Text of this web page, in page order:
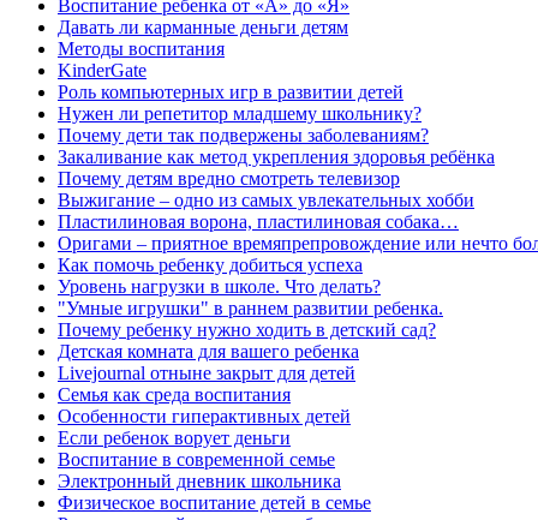
Воспитание ребенка от «А» до «Я»
Давать ли карманные деньги детям
Методы воспитания
KinderGate
Роль компьютерных игр в развитии детей
Нужен ли репетитор младшему школьнику?
Почему дети так подвержены заболеваниям?
Закаливание как метод укрепления здоровья ребёнка
Почему детям вредно смотреть телевизор
Выжигание – одно из самых увлекательных хобби
Пластилиновая ворона, пластилиновая собака…
Оригами – приятное времяпрепровождение или нечто
Как помочь ребенку добиться успеха
Уровень нагрузки в школе. Что делать?
"Умные игрушки" в раннем развитии ребенка.
Почему ребенку нужно ходить в детский сад?
Детская комната для вашего ребенка
Livejournal отныне закрыт для детей
Семья как среда воспитания
Особенности гиперактивных детей
Если ребенок ворует деньги
Воспитание в современной семье
Электронный дневник школьника
Физическое воспитание детей в семье